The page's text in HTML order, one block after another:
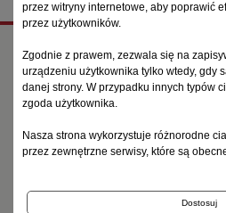
Przecinarki taśmowe
Przecinarka taśmowa METCOR
chłodziwa + magnetyczny zbieracz
przez witryny internetowe, aby poprawić
przez użytkowników.
Zgodnie z prawem, zezwala się na
urządzeniu użytkownika tylko wtedy, gdy
danej strony. W przypadku innych typów
zgoda użytkownika.
Nasza strona wykorzystuje różnorodne
przez zewnętrzne serwisy, które są
Dostosuj